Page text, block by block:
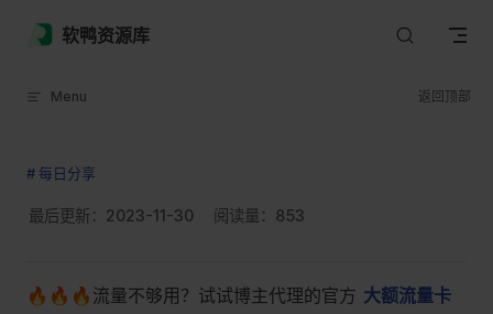
Skip to content
软鸭资源库
Menu 返回顶部
# 每日分享
最后更新：2023-11-30 阅读量： 853
🔥🔥🔥流量不够用？试试博主代理的官方 大额流量卡